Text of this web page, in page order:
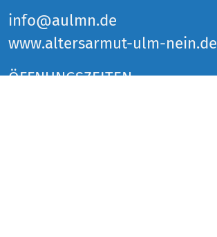
info@aulmn.de
www.altersarmut-ulm-nein.de
ÖFFNUNGSZEITEN